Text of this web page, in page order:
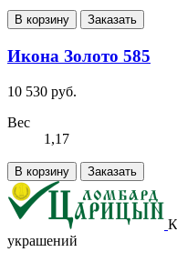
В корзину Заказать
Икона Золото 585
10 530 руб.
Вес
1,17
В корзину Заказать
украшений